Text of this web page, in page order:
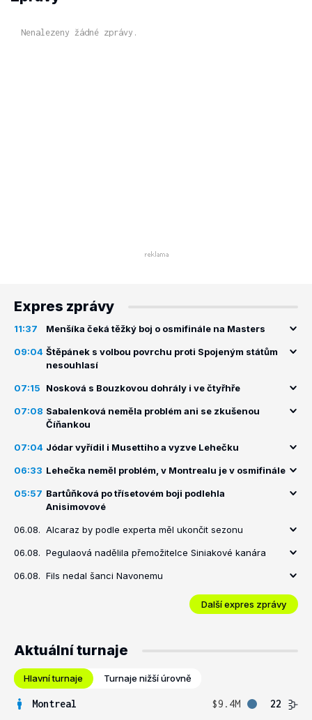
Nenalezeny žádné zprávy.
Expres zprávy
11:37 Menšíka čeká těžký boj o osmifinále na Masters
09:04 Štěpánek s volbou povrchu proti Spojeným státům
nesouhlasí
07:15 Nosková s Bouzkovou dohrály i ve čtyřhře
07:08 Sabalenková neměla problém ani se zkušenou
Číňankou
07:04 Jódar vyřídil i Musettiho a vyzve Lehečku
06:33 Lehečka neměl problém, v Montrealu je v osmifinále
05:57 Bartůňková po třísetovém boji podlehla
Anisimovové
06.08. Alcaraz by podle experta měl ukončit sezonu
06.08. Pegulaová nadělila přemožitelce Siniakové kanára
06.08. Fils nedal šanci Navonemu
Další expres zprávy
Aktuální turnaje
Hlavní turnaje Turnaje nižší úrovně
Montreal $9.4M
22